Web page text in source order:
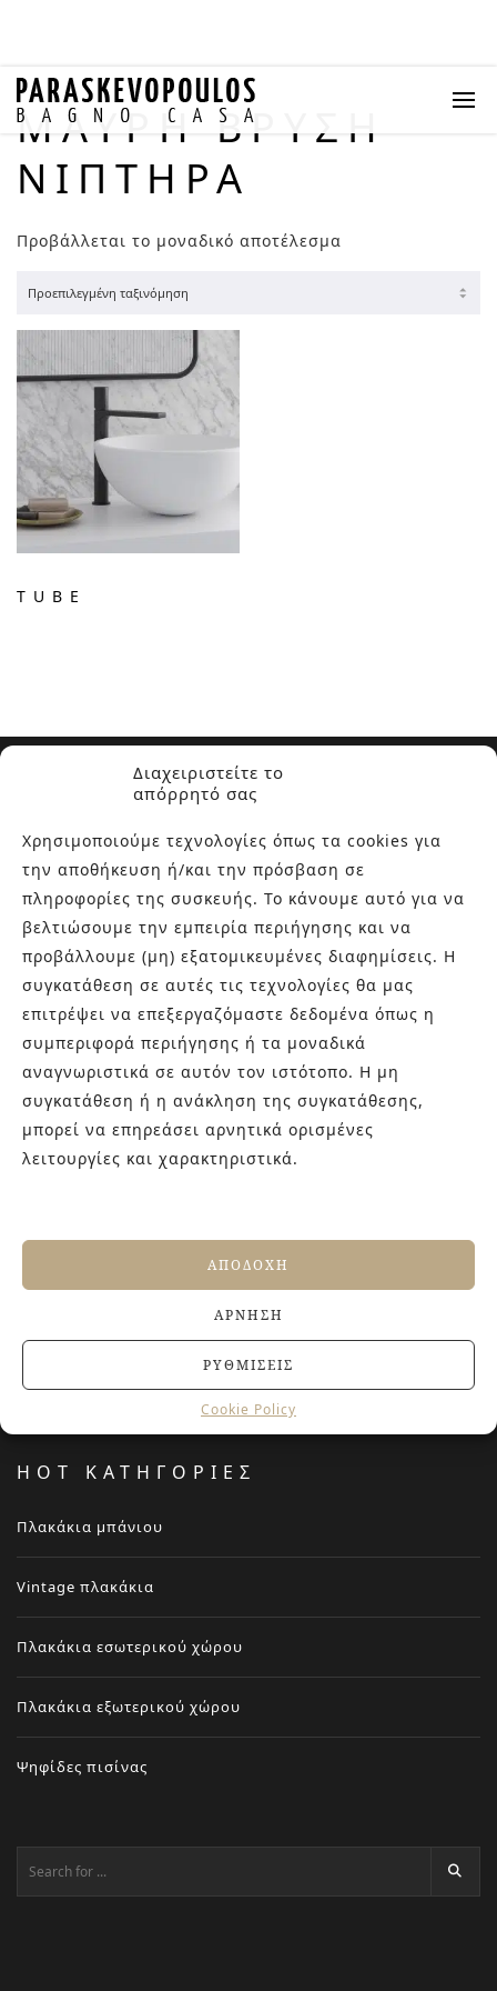
Διαχειριστείτε το
απόρρητό σας
Χρησιμοποιούμε τεχνολογίες όπως τα cookies για
την αποθήκευση ή/και την πρόσβαση σε
πληροφορίες της συσκευής. Το κάνουμε αυτό για να
βελτιώσουμε την εμπειρία περιήγησης και να
προβάλλουμε (μη) εξατομικευμένες διαφημίσεις. Η
συγκατάθεση σε αυτές τις τεχνολογίες θα μας
επιτρέψει να επεξεργαζόμαστε δεδομένα όπως η
συμπεριφορά περιήγησης ή τα μοναδικά
αναγνωριστικά σε αυτόν τον ιστότοπο. Η μη
συγκατάθεση ή η ανάκληση της συγκατάθεσης,
μπορεί να επηρεάσει αρνητικά ορισμένες
λειτουργίες και χαρακτηριστικά.
ΑΠΟΔΟΧΉ
ΆΡΝΗΣΗ
ΡΥΘΜΊΣΕΙΣ
Cookie Policy
ΜΑΎΡΗ ΒΡΎΣΗ
ΝΙΠΤΉΡΑ
Προβάλλεται το μοναδικό αποτέλεσμα
TUBE
ΣΧΕΤΙΚΑ ΜΕ ΕΜΑΣ
Στην εταιρεία Paraskevopoulos μετουσιώνονται 40 χρόνια
εμπειρίας στο χώρο του πλακιδίου και των ειδών υγιεινής,
καθώς και φρέσκες ιδέες με τον ενθουσιασμό της νέας
γενιάς! Επισκεφτείτε μας για ιδέες και προτάσεις στον
Άγιο Δημήτριο (Λιδωρικίου 11) ή καλέστε μας στο 210-
ΤΕΛΕΥΤΑΙΑ ΑΡΘΡΑ
27 ΙΟΥΝΊΟΥ, 2026
ευεξία
23 ΑΠΡΙΛΊΟΥ, 2026
HOT ΚΑΤΗΓΟΡΙΕΣ
Πλακάκια μπάνιου
Vintage πλακάκια
Πλακάκια εσωτερικού χώρου
Πλακάκια εξωτερικού χώρου
Ψηφίδες πισίνας